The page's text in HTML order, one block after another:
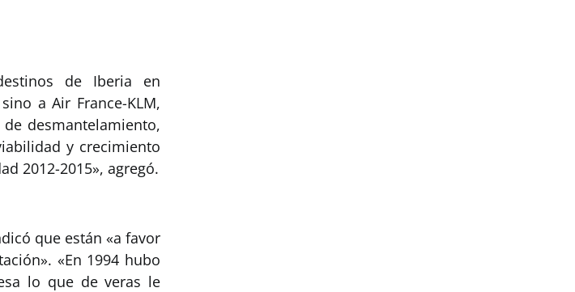
de Iberia en
a Air France-KLM,
desmantelamiento,
y crecimiento
2012-2015», agregó.
que están «a favor
«En 1994 hubo
lo que de veras le